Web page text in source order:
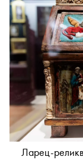
Ларец-